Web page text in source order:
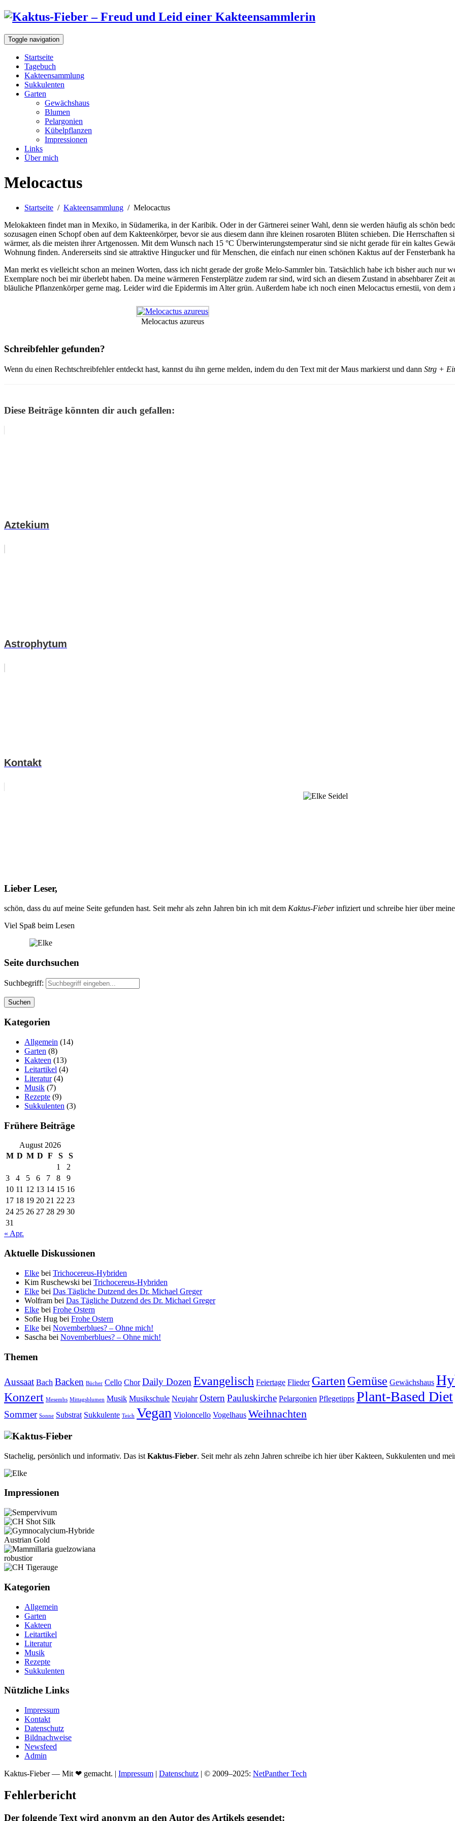
Toggle navigation
Startseite
Tagebuch
Kakteensammlung
Sukkulenten
Garten
Gewächshaus
Blumen
Pelargonien
Kübelpflanzen
Impressionen
Links
Über mich
Melocactus
Startseite / Kakteensammlung / Melocactus
Melokakteen findet man in Mexiko, in Südamerika, in der Karibik. Oder in der Gärtnerei seiner Wahl, denn sie werden häufig als schön
sozusagen einen Schopf oben auf dem Kakteenkörper, bevor sie aus diesem dann ihre kleinen rosaroten Blüten schieben. Die
wärmer, als die meisten ihrer Artgenossen. Mit dem Wunsch nach 15 °C Überwinterungstemperatur sind sie nicht gerade für ein kaltes
Wohnung finden. Andererseits sind sie attraktive Hingucker und für Menschen, die einfach nur einen schönen Kaktus auf der Fensterbank
Man merkt es vielleicht schon an meinen Worten, dass ich nicht gerade der große Melo-Sammler bin. Tatsächlich habe ich bisher auch nur
Exemplare noch bei mir überlebt haben. Da meine wärmeren Fensterplätze zudem rar sind, wird sich an diesem Zustand in absehbarer Zeit
bläuliche Pflanzenkörper gerne mag. Leider wird die Epidermis im Alter grün. Außerdem habe ich noch einen Melocactus ernestii, von dem
Melocactus azureus
Schreibfehler gefunden?
Wenn du einen Rechtschreibfehler entdeckt hast, kannst du ihn gerne melden, indem du den Text mit der Maus markierst und dann Strg +
Diese Beiträge könnten dir auch gefallen:
Aztekium
Astrophytum
Kontakt
Lieber Leser,
schön, dass du auf meine Seite gefunden hast. Seit mehr als zehn Jahren bin ich mit dem Kaktus-Fieberinfiziert und schreibe hier über
Viel Spaß beim Lesen
Seite durchsuchen
Suchbegriff:
Kategorien
Allgemein (14)
Garten (8)
Kakteen (13)
Leitartikel (4)
Literatur(4)
Musik (7)
Rezepte (9)
Sukkulenten (3)
Frühere Beiträge
August 2026
M D M D F S
S
1
2
3
4 5 6 7 8
9
10 11 12 13 14 15 16
17 18 19 20 21 22 23
24 25 26 27 28 29 30
31
« Apr.
Aktuelle Diskussionen
Elke bei Trichocereus-Hybriden
Kim Ruschewski bei Trichocereus-Hybriden
Elke bei Das Tägliche Dutzend des Dr. Michael Greger
Wolfram bei Das Tägliche Dutzend des Dr. Michael Greger
Elke bei Frohe Ostern
Sofie Hug bei Frohe Ostern
Elke bei Novemberblues? – Ohne mich!
Sascha bei Novemberblues? – Ohne mich!
Themen
Aussaat Bach Backen Bücher Cello Chor Daily DozenEvangelisch Feiertage Flieder Garten Gemüse Gewächshaus
Konzert Mesembs Mittagsblumen Musik Musikschule Neujahr OsternPauluskirche Pelargonien Pflegetipps Plant-Based Diet
Sommer Sonne Substrat Sukkulente Teich Vegan Violoncello Vogelhaus Weihnachten
Stachelig, persönlich und informativ. Das ist Kaktus-Fieber. Seit mehr als zehn Jahren schreibe ich hier über Kakteen, Sukkulenten und
Impressionen
Kategorien
Allgemein
Garten
Kakteen
Leitartikel
Literatur
Musik
Rezepte
Sukkulenten
Nützliche Links
Impressum
Kontakt
Datenschutz
Bildnachweise
Newsfeed
Admin
Kaktus-Fieber — Mit ❤ gemacht. | Impressum | Datenschutz | © 2009–2025: NetPanther Tech
Fehlerbericht
Der folgende Text wird anonym an den Autor des Artikels gesendet: